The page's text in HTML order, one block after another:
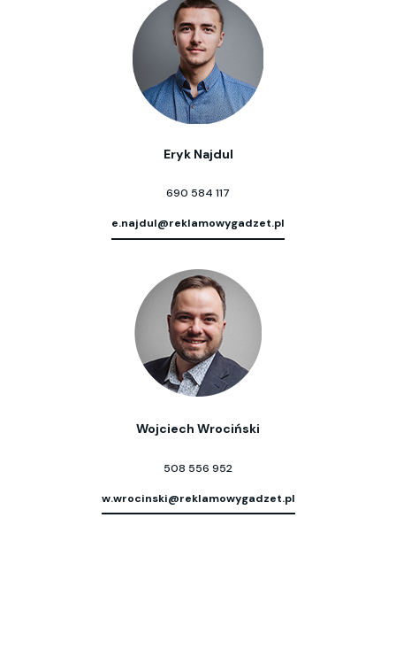
Eryk Najdul
690 584 117
e.najdul@reklamowygadzet.pl
Wojciech Wrociński
508 556 952
w.wrocinski@reklamowygadzet.pl